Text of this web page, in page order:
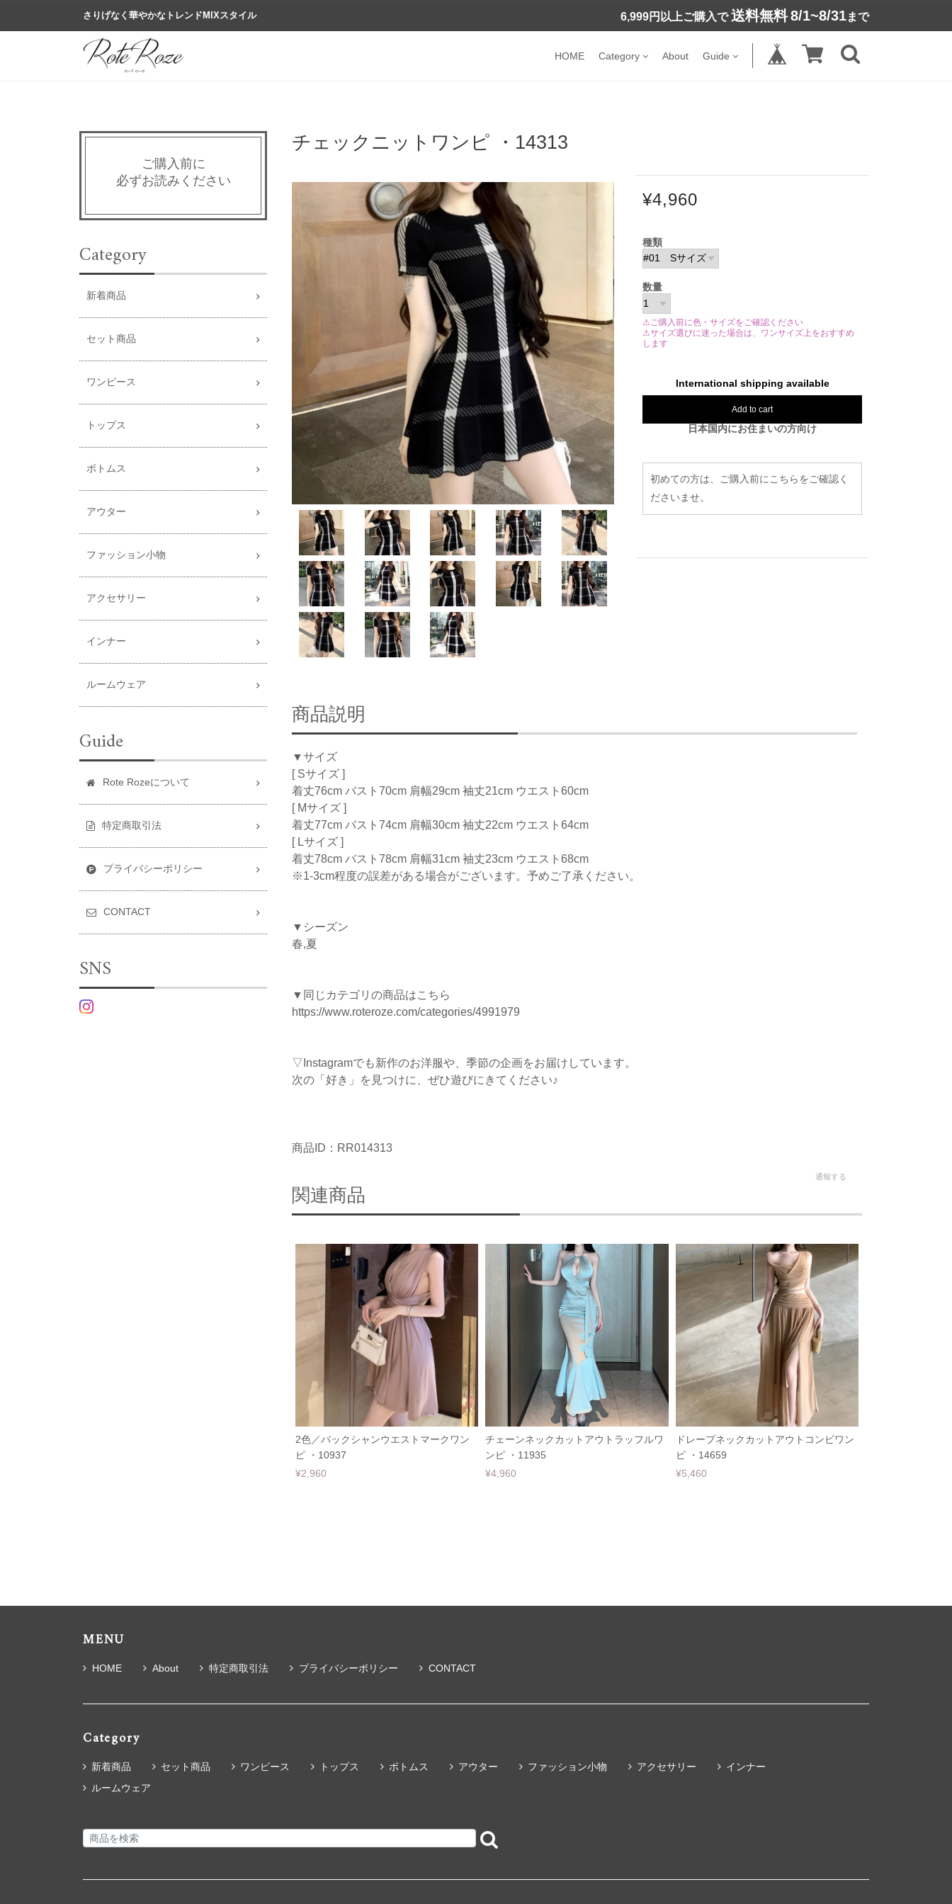
さりげなく華やかなトレンドMIXスタイル 6,999円以上ご購入で 送料無料8/1~8/31まで
HOME Category About Guide
チェックニットワンピ ・14313
¥4,960
種類
数量
⚠ご購入前に色・サイズをご確認ください
⚠サイズ選びに迷った場合は、ワンサイズ上をおすすめ
します
International shipping available
Add to cart
日本国内にお住まいの方向け
初めての方は、ご購入前にこちらをご確認く
ださいませ。
商品説明
▼サイズ
[ Sサイズ ]
着丈76cm バスト70cm 肩幅29cm 袖丈21cm ウエスト60cm
[ Mサイズ ]
着丈77cm バスト74cm 肩幅30cm 袖丈22cm ウエスト64cm
[ Lサイズ ]
着丈78cm バスト78cm 肩幅31cm 袖丈23cm ウエスト68cm
※1-3cm程度の誤差がある場合がございます。予めご了承ください。
▼シーズン
春,夏
▼同じカテゴリの商品はこちら
https://www.roteroze.com/categories/4991979
▽Instagramでも新作のお洋服や、季節の企画をお届けしています。
次の「好き」を見つけに、ぜひ遊びにきてください♪
商品ID：RR014313
通報する
関連商品
2色／バックシャンウエストマークワン
ピ ・10937
¥2,960
チェーンネックカットアウトラッフルワ
ンピ ・11935
¥4,960
ドレープネックカットアウトコンビワン
ピ ・14659
¥5,460
ご購入前に
必ずお読みください
Category
新着商品
セット商品
ワンピース
トップス
ボトムス
アウター
ファッション小物
アクセサリー
インナー
ルームウェア
Guide
Rote Rozeについて
特定商取引法
プライバシーポリシー
CONTACT
SNS
MENU
HOME About 特定商取引法 プライバシーポリシー CONTACT
Category
新着商品 セット商品 ワンピース トップス ボトムス アウター ファッション小物 アクセサリー
インナー
ルームウェア